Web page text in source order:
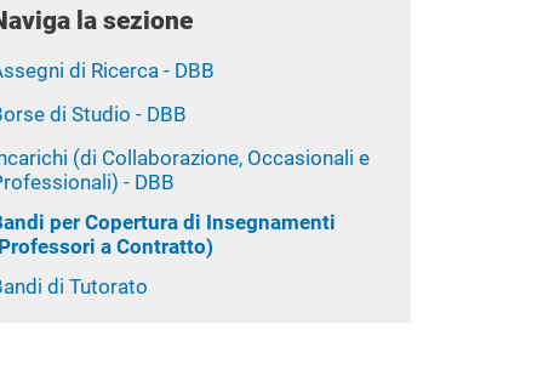
la sezione
di Ricerca - DBB
di Studio - DBB
(di Collaborazione, Occasionali e
- DBB
per Copertura di Insegnamenti
a Contratto)
di Tutorato